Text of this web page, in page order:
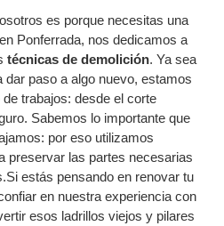
es porque necesitas una
Ponferrada, nos dedicamos a
técnicas de demolición. Ya sea
dar paso a algo nuevo, estamos
trabajos: desde el corte
Sabemos lo importante que
por eso utilizamos
preservar las partes necesarias
estás pensando en renovar tu
en nuestra experiencia con
esos ladrillos viejos y pilares